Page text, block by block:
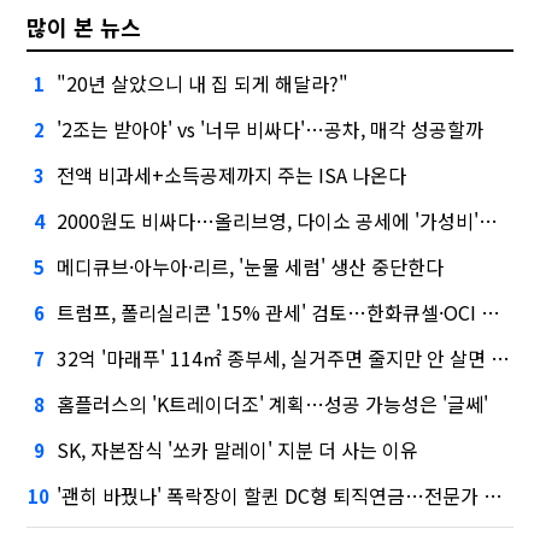
많이 본 뉴스
1 "20년 살았으니 내 집 되게 해달라?"
2 '2조는 받아야' vs '너무 비싸다'…공차, 매각 성공할까
3 전액 비과세+소득공제까지 주는 ISA 나온다
4 2000원도 비싸다…올리브영, 다이소 공세에 '가성비'로 맞불
5 메디큐브·아누아·리르, '눈물 세럼' 생산 중단한다
6 트럼프, 폴리실리콘 '15% 관세' 검토…한화큐셀·OCI 영향은?
7 32억 '마래푸' 114㎡ 종부세, 실거주면 줄지만 안 살면 2.5배
8 홈플러스의 'K트레이더조' 계획…성공 가능성은 '글쎄'
9 SK, 자본잠식 '쏘카 말레이' 지분 더 사는 이유
10 '괜히 바꿨나' 폭락장이 할퀸 DC형 퇴직연금…전문가 조언은